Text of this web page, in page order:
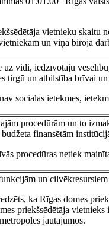
vietnieku skaitu
un viņa biroja
uz vidi, iedzīvotāju
tirgū un atbilstība brīvai
sociālās ietekmes,
procedūrām un to
finansētām
procedūras netiek
un cilvēkresursiem
ka Rīgas domes
priekšsēdētāja
jautājumos.